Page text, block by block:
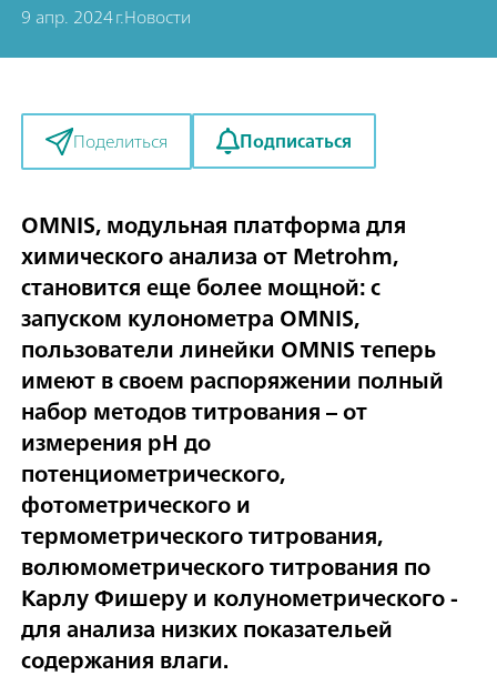
9 апр. 2024 г.Новости
Поделиться Подписаться
OMNIS, модульная платформа для
химического анализа от Metrohm,
становится еще более мощной: с
запуском кулонометра OMNIS,
пользователи линейки OMNIS теперь
имеют в своем распоряжении полный
набор методов титрования – от
измерения pH до
потенциометрического,
фотометрического и
термометрического титрования,
волюмометрического титрования по
Карлу Фишеру и колунометрического -
для анализа низких показательей
содержания влаги.